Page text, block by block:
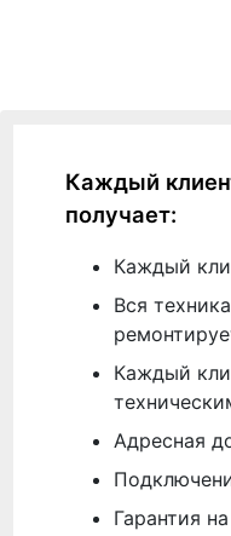
Каждый
получает:
Каждый
Вся
Каждый
Адресная
Гарантия